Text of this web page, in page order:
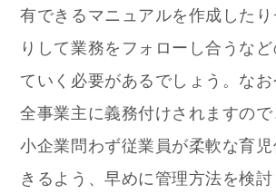
有できるマニュアルを作成した
りして業務をフォローし合うな
ていく必要があるでしょう。 な
全事業主に義務付けされますの
小企業問わず従業員が柔軟な育
きるよう、早めに管理方法を検